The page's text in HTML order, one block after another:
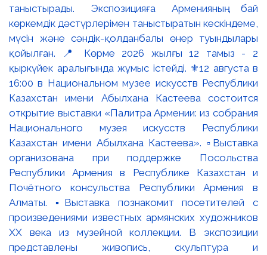
таныстырады. Экспозицияға Арменияның бай
көркемдік дәстүрлерімен таныстыратын кескіндеме,
мүсін және сәндік-қолданбалы өнер туындылары
қойылған. 📍 Көрме 2026 жылғы 12 тамыз - 2
қыркүйек аралығында жұмыс істейді. ⚜️12 августа в
16:00 в Национальном музее искусств Республики
Казахстан имени Абылхана Кастеева состоится
открытие выставки «Палитра Армении: из собрания
Национального музея искусств Республики
Казахстан имени Абылхана Кастеева». ▫️Выставка
организована при поддержке Посольства
Республики Армения в Республике Казахстан и
Почётного консульства Республики Армения в
Алматы. ▪️Выставка познакомит посетителей с
произведениями известных армянских художников
XX века из музейной коллекции. В экспозиции
представлены живопись, скульптура и